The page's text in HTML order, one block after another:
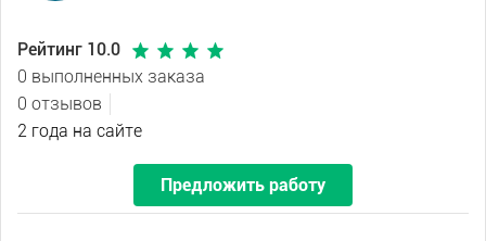
Рейтинг 10.0
0 выполненных заказа
0 отзывов
2 года на сайте
Предложить работу